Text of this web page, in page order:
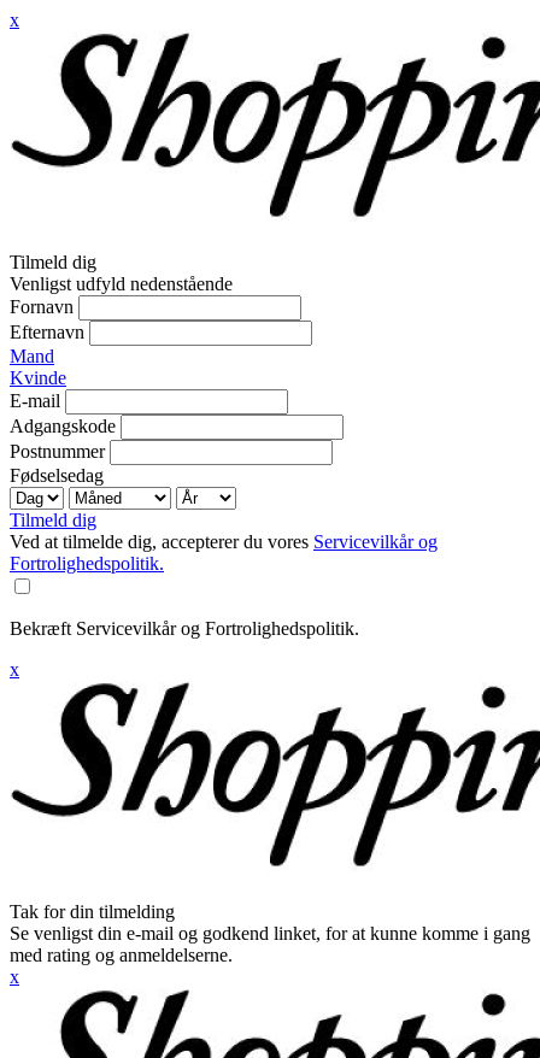
x
Tilmeld dig
Venligst udfyld nedenstående
Fornavn
Efternavn
Mand
Kvinde
E-mail
Adgangskode
Postnummer
Fødselsedag
Tilmeld dig
Ved at tilmelde dig, accepterer du vores Servicevilkår og
Fortrolighedspolitik.
Bekræft Servicevilkår og Fortrolighedspolitik.
x
Tak for din tilmelding
Se venligst din e-mail og godkend linket, for at kunne komme i gang
med rating og anmeldelserne.
x